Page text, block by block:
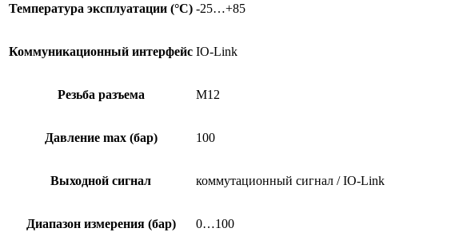
Температура эксплуатации (°C) -25…+85
Коммуникационный интерфейс IO-Link
Резьба разъема M12
Давление max (бар) 100
Выходной сигнал коммутационный сигнал / IO-Link
Диапазон измерения (бар) 0…100